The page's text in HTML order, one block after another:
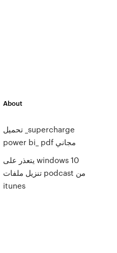
About
تحميل _supercharge
power bi_ pdf مجاني
يتعذر على windows 10
تنزيل ملفات podcast من
itunes